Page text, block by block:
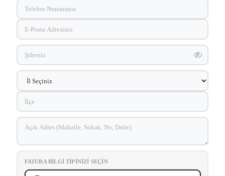
FATURA BILGI TIPINIZI SEÇIN